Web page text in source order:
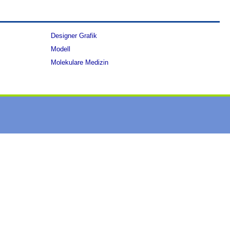
Designer Grafik
Modell
Molekulare Medizin